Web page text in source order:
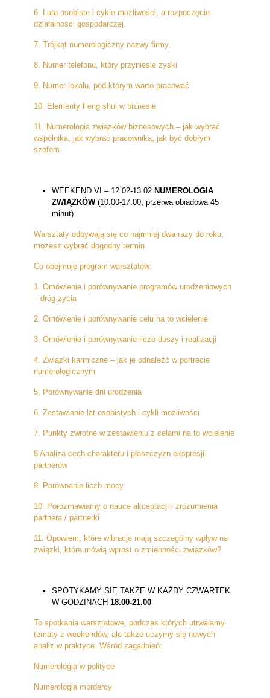
6. Lata osobiste i cykle możliwości, a rozpoczęcie
działalności gospodarczej.
7. Trójkąt numerologiczny nazwy firmy.
8. Numer telefonu, który przyniesie zyski
9. Numer lokalu, pod którym warto pracować
10. Elementy Feng shui w biznesie
11. Numerologia związków biznesowych – jak wybrać
wspólnika, jak wybrać pracownika, jak być dobrym
szefem
WEEKEND VI – 12.02-13.02 NUMEROLOGIA
ZWIĄZKÓW(10.00-17.00, przerwa obiadowa 45
minut)
Warsztaty odbywają się co najmniej dwa razy do roku,
możesz wybrać dogodny termin.
Co obejmuje program warsztatów:
1. Omówienie i porównywanie programów urodzeniowych
– dróg życia
2. Omówienie i porównywanie celu na to wcielenie
3. Omówienie i porównywanie liczb duszy i realizacji
4. Związki karmiczne – jak je odnaleźć w portrecie
numerologicznym
5. Porównywanie dni urodzenia
6. Zestawianie lat osobistych i cykli możliwości
7. Punkty zwrotne w zestawieniu z celami na to wcielenie
8 Analiza cech charakteru i płaszczyzn ekspresji
partnerów
9. Porównanie liczb mocy
10. Porozmawiamy o nauce akceptacji i zrozumienia
partnera / partnerki
11. Opowiem, które wibracje mają szczególny wpływ na
związki, które mówią wprost o zmienności związków?
SPOTYKAMY SIĘ TAKŻE W KAŻDY CZWARTEK
W GODZINACH18.00-21.00
To spotkania warsztatowe, podczas których utrwalamy
tematy z weekendów, ale także uczymy się nowych
analiz w praktyce. Wśród zagadnień:
Numerologia w polityce
Numerologia mordercy